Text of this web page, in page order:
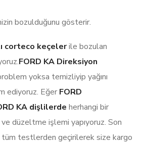
bozulduğunu gösterir.
corteco keçelerile bozulan
FORD KA Direksiyon
yoksa temizliyip yağını
ediyoruz. Eğer FORD
KA dişlilerde herhangi bir
düzeltme işlemi yapıyoruz. Son
testlerden geçirilerek size kargo